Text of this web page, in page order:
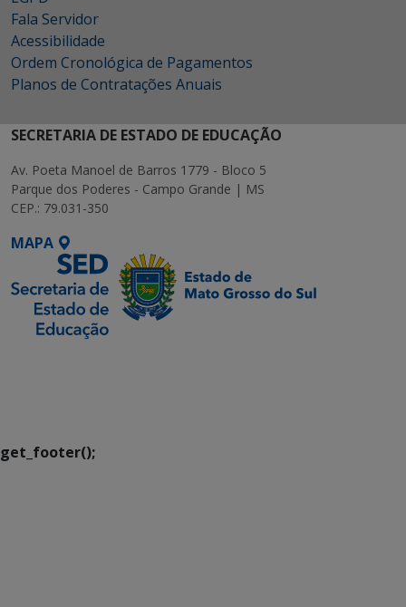
Fala Servidor
Acessibilidade
Ordem Cronológica de Pagamentos
Planos de Contratações Anuais
SECRETARIA DE ESTADO DE EDUCAÇÃO
Av. Poeta Manoel de Barros 1779 - Bloco 5
Parque dos Poderes - Campo Grande | MS
CEP.: 79.031-350
MAPA
get_footer();